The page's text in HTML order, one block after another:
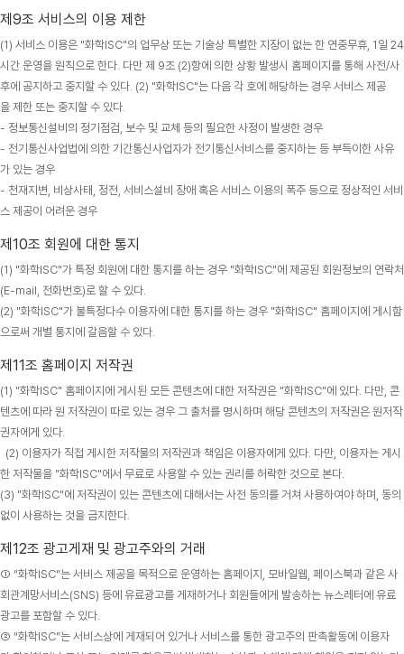
제9조 서비스의 이용 제한
(1) 서비스 이용은 "화학ISC"의 업무상 또는 기술상 특별한 지장이 없는 한 연중무휴, 1일 24
시간 운영을 원칙으로 한다. 다만 제 9조 (2)항에 의한 상황 발생시 홈페이지를 통해 사전/사
후에 공지하고 중지할 수 있다. (2) "화학ISC"는 다음 각 호에 해당하는 경우 서비스 제공
을 제한 또는 중지할 수 있다.
- 정보통신설비의 정기점검, 보수 및 교체 등의 필요한 사정이 발생한 경우
- 전기통신사업법에 의한 기간통신사업자가 전기통신서비스를 중지하는 등 부득이한 사유
가 있는 경우
- 천재지변, 비상사태, 정전, 서비스설비 장애 혹은 서비스 이용의 폭주 등으로 정상적인 서비
스 제공이 어려운 경우
제10조 회원에 대한 통지
(1) "화학ISC"가 특정 회원에 대한 통지를 하는 경우 "화학ISC"에 제공된 회원정보의 연락처
(E-mail, 전화번호)로 할 수 있다.
(2) "화학ISC"가 불특정다수 이용자에 대한 통지를 하는 경우 "화학ISC" 홈페이지에 게시함
으로써 개별 통지에 갈음할 수 있다.
제11조 홈페이지 저작권
(1) "화학ISC" 홈페이지에 게시된 모든 콘텐츠에 대한 저작권은 "화학ISC"에 있다. 다만, 콘
텐츠에 따라 원 저작권이 따로 있는 경우 그 출처를 명시하며 해당 콘텐츠의 저작권은 원저작
권자에게 있다.
(2) 이용자가 직접 게시한 저작물의 저작권과 책임은 이용자에게 있다. 다만, 이용자는 게시
한 저작물을 "화학ISC"에서 무료로 사용할 수 있는 권리를 허락한 것으로 본다.
(3) "화학ISC"에 저작권이 있는 콘텐츠에 대해서는 사전 동의를 거쳐 사용하여야 하며, 동의
없이 사용하는 것을 금지한다.
제12조 광고게재 및 광고주와의 거래
① “화학ISC”는 서비스 제공을 목적으로 운영하는 홈페이지, 모바일웹, 페이스북과 같은 사
회관계망서비스(SNS) 등에 유료광고를 게재하거나 회원들에게 발송하는 뉴스레터에 유료
광고를 포함할 수 있다.
② “화학ISC”는 서비스상에 게재되어 있거나 서비스를 통한 광고주의 판촉활동에 이용자